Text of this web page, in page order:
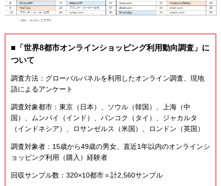
■「世界8都市オンラインショッピング利用動向調査」に
ついて
調査方法：グローバルパネルを利用したオンライン調査、現地
語によるアンケート
調査対象都市：東京（日本）、ソウル（韓国）、上海（中
国）、ムンバイ（インド）、バンコク（タイ）、ジャカルタ
（インドネシア）、ロサンゼルス（米国）、ロンドン（英国）
調査対象者：15歳から49歳の男女、直近1年以内のオンラインシ
ョッピング利用（購入）経験者
回収サンプル数：320×10都市＝計2,560サンプル